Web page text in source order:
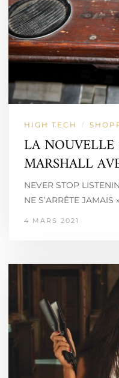
HIGH TECH /
LA
MARSHALL
NEVER STOP
NE S’ARRÊTE
4 MARS 2021